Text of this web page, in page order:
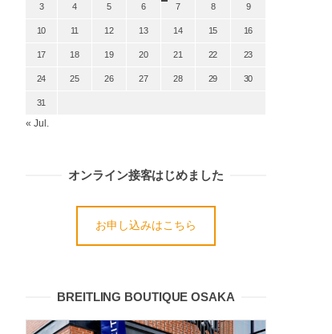
3 4 5 6 7 8 9
10 11 12 13 14 15 16
17 18 19 20 21 22 23
24 25 26 27 28 29 30
31
« Jul.
オンライン接客はじめました
お申し込みはこちら
BREITLING BOUTIQUE OSAKA